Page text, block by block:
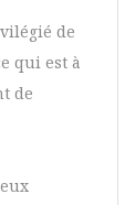
de
qui est à
de